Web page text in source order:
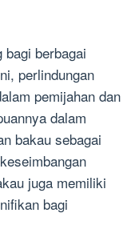
bagi berbagai
perlindungan
pemijahan dan
dalam
bakau sebagai
juga memiliki
bagi